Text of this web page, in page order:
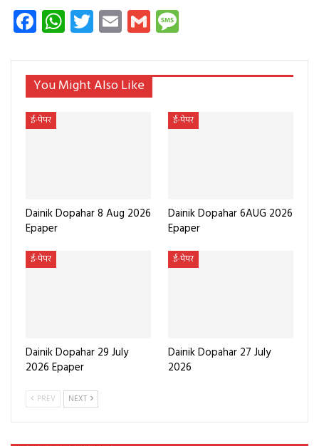
Facebook
WhatsApp
Twitter
EmailGmail
You Might Also Like
ई-पेपर
Dainik Dopahar 8 Aug 2026
Epaper
ई-पेपर
Dainik Dopahar 6AUG 2026
Epaper
ई-पेपर
Dainik Dopahar 29 July
2026 Epaper
ई-पेपर
Dainik Dopahar 27 July
2026
PREV NEXT